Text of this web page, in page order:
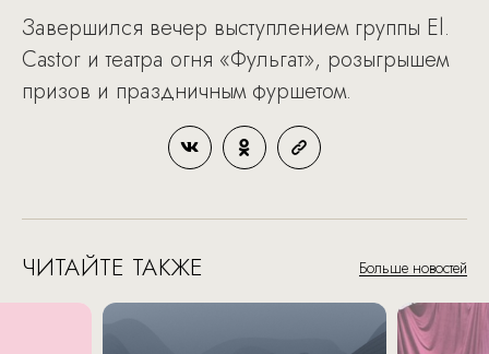
Завершился вечер выступлением группы El.
Castor и театра огня «Фульгат», розыгрышем
призов и праздничным фуршетом.
ЧИТАЙТЕ ТАКЖЕ Больше новостей